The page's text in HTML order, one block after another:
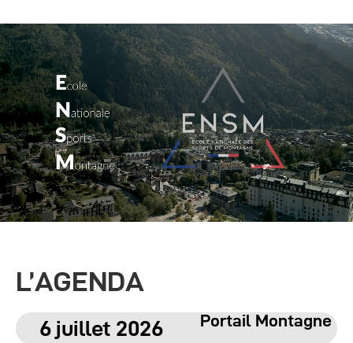
L’AGENDA
6 juillet 2026 Portail Montagne